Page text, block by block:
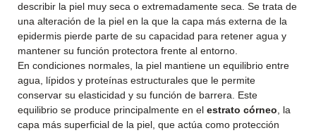
describir la piel muy seca o extremadamente seca. Se trata de
una alteración de la piel en la que la capa más externa de la
epidermis pierde parte de su capacidad para retener agua y
mantener su función protectora frente al entorno.
En condiciones normales, la piel mantiene un equilibrio entre
agua, lípidos y proteínas estructurales que le permite
conservar su elasticidad y su función de barrera. Este
equilibrio se produce principalmente en el estrato córneo , la
capa más superficial de la piel, que actúa como protección